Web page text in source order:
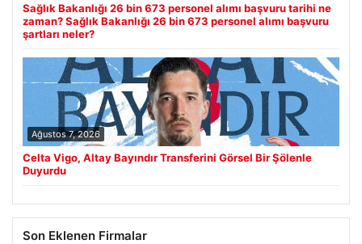
Sağlık Bakanlığı 26 bin 673 personel alımı başvuru tarihi ne
zaman? Sağlık Bakanlığı 26 bin 673 personel alımı başvuru
şartları neler?
Ağustos 7, 2026
Celta Vigo, Altay Bayındır Transferini Görsel Bir Şölenle
Duyurdu
Son Eklenen Firmalar